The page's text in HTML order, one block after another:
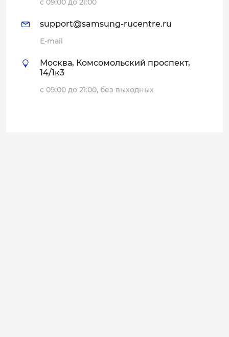
с 09:00 до 21:00
support@samsung-rucentre.ru
E-mail
Москва, Комсомольский проспект,
14/1к3
с 09:00 до 21:00, без выходных